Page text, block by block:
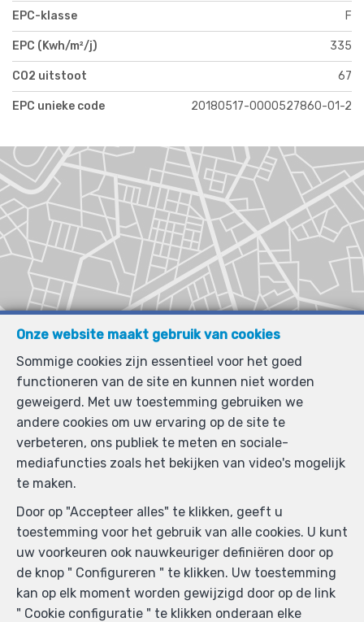
EPC-klasse F
EPC (Kwh/m²/j) 335
CO2 uitstoot 67
EPC unieke code 20180517-0000527860-01-2
Onze website maakt gebruik van cookies
Sommige cookies zijn essentieel voor het goed
functioneren van de site en kunnen niet worden
geweigerd. Met uw toestemming gebruiken we
andere cookies om uw ervaring op de site te
verbeteren, ons publiek te meten en sociale-
mediafuncties zoals het bekijken van video's mogelijk
te maken.
Door op "Accepteer alles" te klikken, geeft u
toestemming voor het gebruik van alle cookies. U kunt
uw voorkeuren ook nauwkeuriger definiëren door op
de knop " Configureren " te klikken. Uw toestemming
kan op elk moment worden gewijzigd door op de link
" Cookie configuratie " te klikken onderaan elke